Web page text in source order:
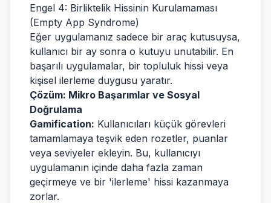
Engel 4: Birliktelik Hissinin Kurulamaması
(Empty App Syndrome)
Eğer uygulamanız sadece bir araç kutusuysa,
kullanıcı bir ay sonra o kutuyu unutabilir. En
başarılı uygulamalar, bir topluluk hissi veya
kişisel ilerleme duygusu yaratır.
Çözüm: Mikro Başarımlar ve Sosyal
Doğrulama
Gamification: Kullanıcıları küçük görevleri
tamamlamaya teşvik eden rozetler, puanlar
veya seviyeler ekleyin. Bu, kullanıcıyı
uygulamanın içinde daha fazla zaman
geçirmeye ve bir 'ilerleme' hissi kazanmaya
zorlar.